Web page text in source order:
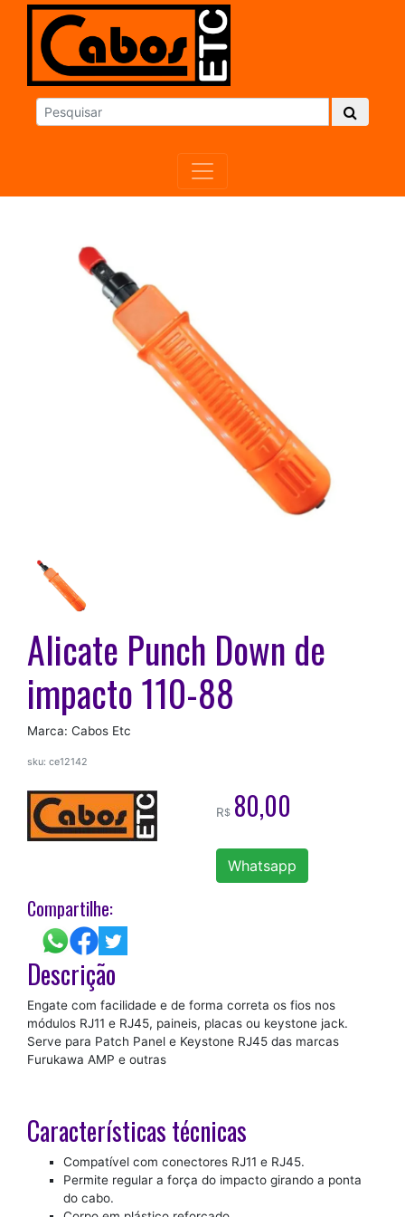
Alicate Punch Down de
impacto 110-88
Marca: Cabos Etc
sku: ce12142
R$ 80,00
Whatsapp
Compartilhe:
Descrição
Engate com facilidade e de forma correta os fios nos
módulos RJ11 e RJ45, paineis, placas ou keystone jack.
Serve para Patch Panel e Keystone RJ45 das marcas
Furukawa AMP e outras
Características técnicas
Compatível com conectores RJ11 e RJ45.
Permite regular a força do impacto girando a ponta
do cabo.